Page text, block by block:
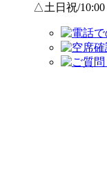
△土日祝/10:00